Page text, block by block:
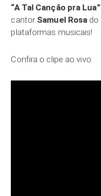
“A Tal Canção pra Lua”
cantor Samuel Rosa do
plataformas musicais!
Confira o clipe ao vivo: